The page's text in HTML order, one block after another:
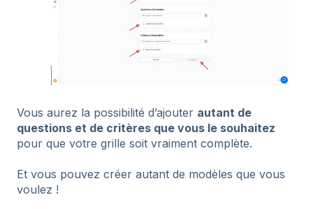
Vous aurez la possibilité d’ajouter autant de
questions et de critères que vous le souhaitez
pour que votre grille soit vraiment complète.
Et vous pouvez créer autant de modèles que vous
voulez !